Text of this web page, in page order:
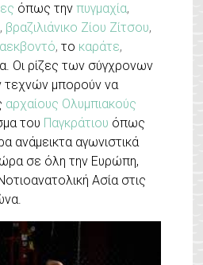
όπως την πυγμαχία,
, βραζιλιάνικο Ζίου Ζίτσου,
,το καράτε,
Οι ρίζες των σύγχρονων
τεχνών μπορούν να
αρχαίους Ολυμπιακούς
του Παγκράτιου όπως
ανάμεικτα αγωνιστικά
σε όλη την Ευρώπη,
Ασία στις